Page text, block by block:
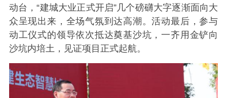
动台，“建城大业正式开启”几个磅礴大字逐渐面向大
众呈现出来，全场气氛到达高潮。活动最后，参与
动工仪式的领导依次抵达奠基沙坑，一齐用金铲向
沙坑内培土，见证项目正式起航。